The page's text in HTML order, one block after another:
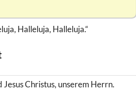
Halleluja, Halleluja.“
Jesus Christus, unserem Herrn.